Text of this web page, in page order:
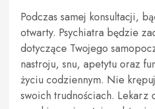
Podczas samej konsultacji,
otwarty. Psychiatra będzie
dotyczące Twojego
nastroju, snu, apetytu oraz
życiu codziennym. Nie
swoich trudnościach. Lekarz